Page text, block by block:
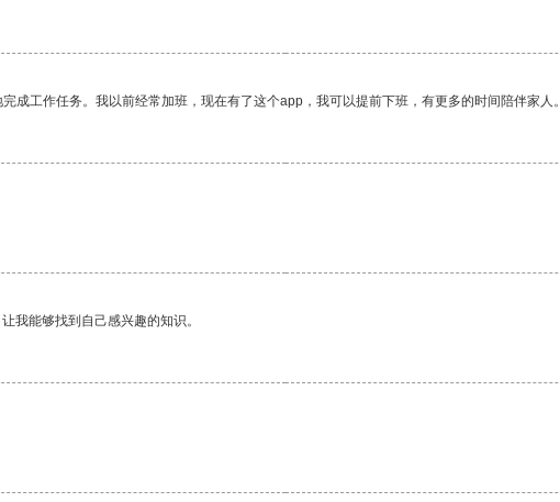
成工作任务。我以前经常加班，现在有了这个app，我可以提前下班，有更多的时间陪伴家人。
我能够找到自己感兴趣的知识。